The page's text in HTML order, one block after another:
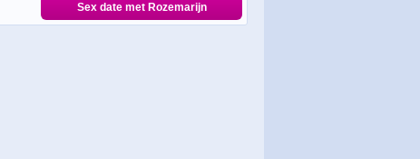
Sex date met Rozemarijn